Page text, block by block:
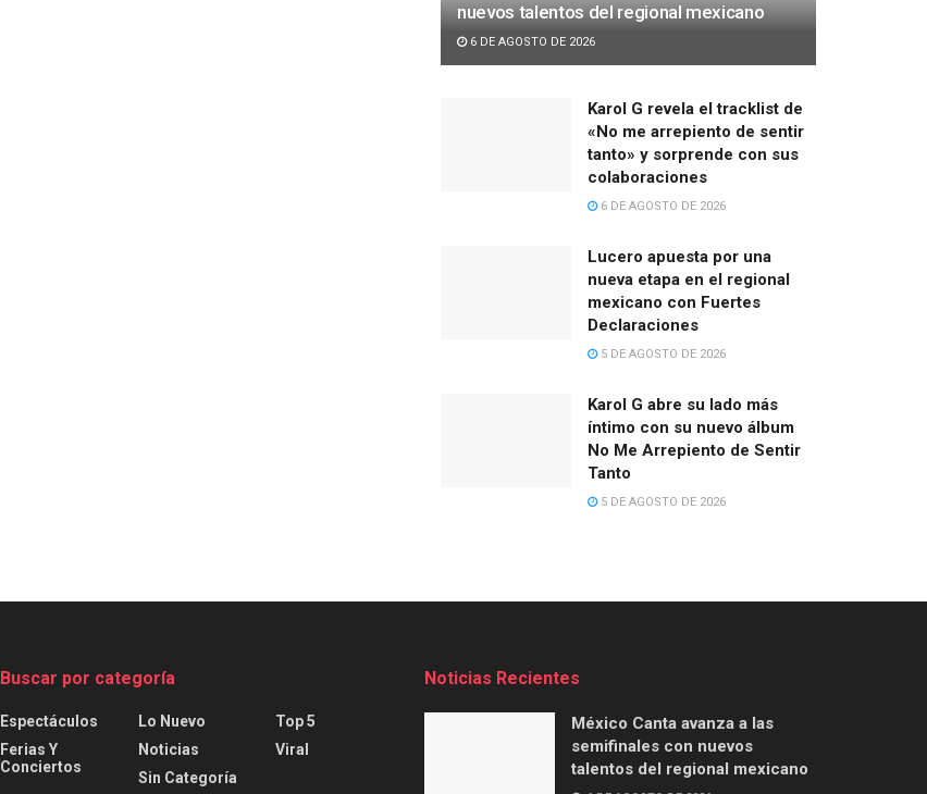
nuevos talentos del regional mexicano
6 DE AGOSTO DE 2026
Karol G revela el tracklist de
«No me arrepiento de sentir
tanto» y sorprende con sus
colaboraciones
6 DE AGOSTO DE 2026
Lucero apuesta por una
nueva etapa en el regional
mexicano con Fuertes
Declaraciones
5 DE AGOSTO DE 2026
Karol G abre su lado más
íntimo con su nuevo álbum
No Me Arrepiento de Sentir
Tanto
5 DE AGOSTO DE 2026
Buscar por categoría
Espectáculos
Ferias Y
Conciertos
Lo Nuevo
Noticias
Sin Categoría
Top 5
Viral
Noticias Recientes
México Canta avanza a las
semifinales con nuevos
talentos del regional mexicano